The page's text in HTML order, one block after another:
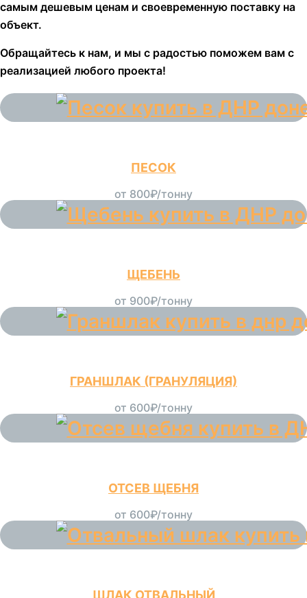
самым дешевым ценам и своевременную поставку на
объект.
Обращайтесь к нам, и мы с радостью поможем вам с
реализацией любого проекта!
ПЕСОК
от 800₽/тонну
ЩЕБЕНЬ
от 900₽/тонну
ГРАНШЛАК (ГРАНУЛЯЦИЯ)
от 600₽/тонну
ОТСЕВ ЩЕБНЯ
от 600₽/тонну
ШЛАК ОТВАЛЬНЫЙ